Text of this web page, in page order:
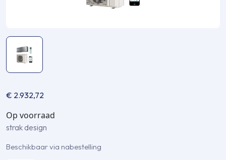
€ 2.932,72
Op voorraad
strak design
Beschikbaar via nabestelling